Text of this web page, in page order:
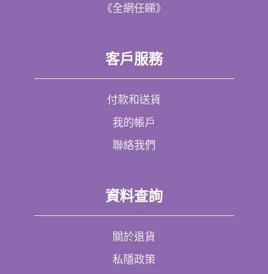
《全網任睇》
客戶服務
付款和送貨
我的帳戶
聯絡我們
資料查詢
關於退貨
私隱政策